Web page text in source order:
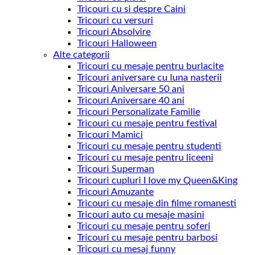
Tricouri cu si despre Caini
Tricouri cu versuri
Tricouri Absolvire
Tricouri Halloween
Alte categorii
Tricouri cu mesaje pentru burlacite
Tricouri aniversare cu luna nasterii
Tricouri Aniversare 50 ani
Tricouri Aniversare 40 ani
Tricouri Personalizate Familie
Tricouri cu mesaje pentru festival
Tricouri Mamici
Tricouri cu mesaje pentru studenti
Tricouri cu mesaje pentru liceeni
Tricouri Superman
Tricouri cupluri I love my Queen&King
Tricouri Amuzante
Tricouri cu mesaje din filme romanesti
Tricouri auto cu mesaje masini
Tricouri cu mesaje pentru soferi
Tricouri cu mesaje pentru barbosi
Tricouri cu mesaj funny